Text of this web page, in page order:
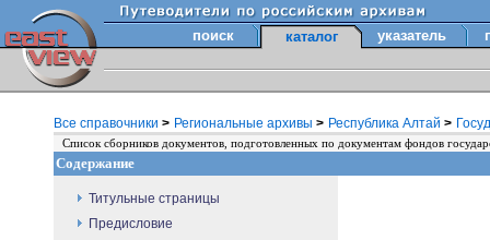
поиск каталог указатель
Все справочники > Региональные архивы > Республика Алтай >
Список сборников документов, подготовленных по документам фондов
Содержание
Титульные страницы
Предисловие